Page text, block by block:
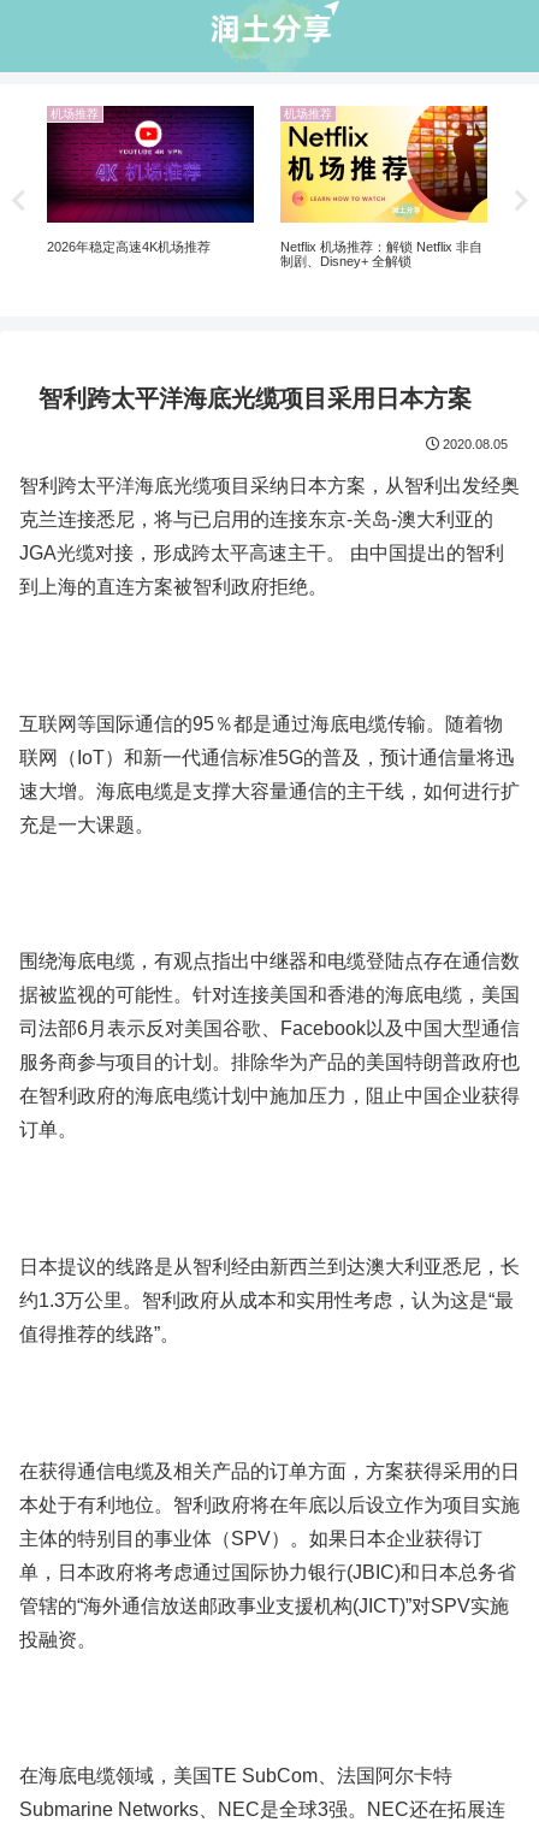
机场推荐
2026年稳定高速4K机场推荐
机场推荐
Netflix 机场推荐：解锁 Netflix 非自
制剧、Disney+ 全解锁
智利跨太平洋海底光缆项目采用日本方案
2020.08.05
智利跨太平洋海底光缆项目采纳日本方案，从智利出发经奥
克兰连接悉尼，将与已启用的连接东京-关岛-澳大利亚的
JGA光缆对接，形成跨太平高速主干。 由中国提出的智利
到上海的直连方案被智利政府拒绝。
互联网等国际通信的95％都是通过海底电缆传输。随着物
联网（IoT）和新一代通信标准5G的普及，预计通信量将迅
速大增。海底电缆是支撑大容量通信的主干线，如何进行扩
充是一大课题。
围绕海底电缆，有观点指出中继器和电缆登陆点存在通信数
据被监视的可能性。针对连接美国和香港的海底电缆，美国
司法部6月表示反对美国谷歌、Facebook以及中国大型通信
服务商参与项目的计划。排除华为产品的美国特朗普政府也
在智利政府的海底电缆计划中施加压力，阻止中国企业获得
订单。
日本提议的线路是从智利经由新西兰到达澳大利亚悉尼，长
约1.3万公里。智利政府从成本和实用性考虑，认为这是“最
值得推荐的线路”。
在获得通信电缆及相关产品的订单方面，方案获得采用的日
本处于有利地位。智利政府将在年底以后设立作为项目实施
主体的特别目的事业体（SPV）。如果日本企业获得订
单，日本政府将考虑通过国际协力银行(JBIC)和日本总务省
管辖的“海外通信放送邮政事业支援机构(JICT)”对SPV实施
投融资。
在海底电缆领域，美国TE SubCom、法国阿尔卡特
Submarine Networks、NEC是全球3强。NEC还在拓展连